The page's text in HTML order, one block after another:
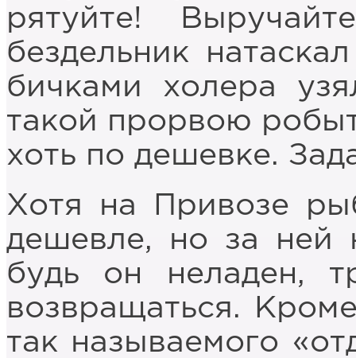
рятуйте!
бездельник
бичками холера
такой прорвою
хоть по дешевке.
Хотя на Привозе
дешевле, но за ней
будь он неладен,
возвращаться.
так называемого